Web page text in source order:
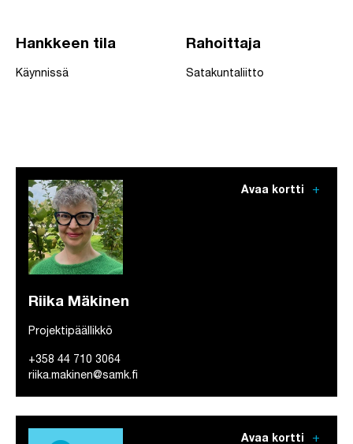
Hankkeen tila
Käynnissä
Rahoittaja
Satakuntaliitto
Avaa kortti add
Riika Mäkinen
Projektipäällikkö
+358 44 710 3064
riika.makinen@samk.fi
Avaa kortti add